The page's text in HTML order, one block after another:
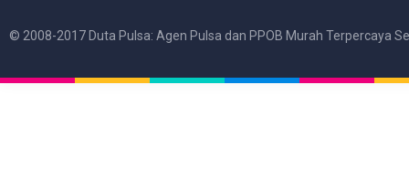
© 2008-2017 Duta Pulsa: Agen Pulsa dan PPOB Murah Terpercaya